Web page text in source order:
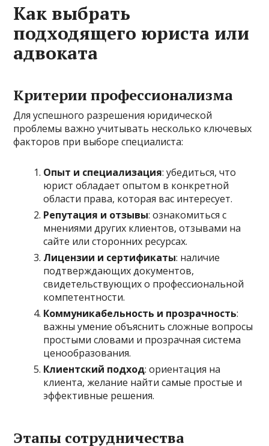
Как выбрать
подходящего юриста или
адвоката
Критерии профессионализма
Для успешного разрешения юридической
проблемы важно учитывать несколько ключевых
факторов при выборе специалиста:
Опыт и специализация: убедиться, что
юрист обладает опытом в конкретной
области права, которая вас интересует.
Репутация и отзывы: ознакомиться с
мнениями других клиентов, отзывами на
сайте или сторонних ресурсах.
Лицензии и сертификаты: наличие
подтверждающих документов,
свидетельствующих о профессиональной
компетентности.
Коммуникабельность и прозрачность:
важны умение объяснить сложные вопросы
простыми словами и прозрачная система
ценообразования.
Клиентский подход: ориентация на
клиента, желание найти самые простые и
эффективные решения.
Этапы сотрудничества